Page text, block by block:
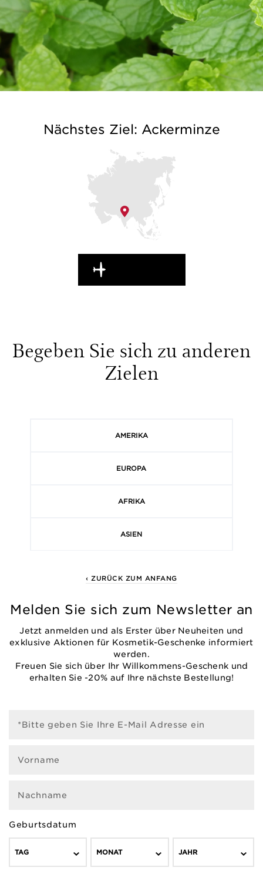
Nächstes Ziel: Ackerminze
Begeben Sie sich zu anderen
Zielen
AMERIKA
EUROPA
AFRIKA
ASIEN
‹ ZURÜCK ZUM ANFANG
Melden Sie sich zum Newsletter an
Jetzt anmelden und als Erster über Neuheiten und
exklusive Aktionen für Kosmetik-Geschenke informiert
werden.
Freuen Sie sich über Ihr Willkommens-Geschenk und
erhalten Sie -20% auf Ihre nächste Bestellung!
*Bitte geben Sie Ihre E-Mail Adresse ein
Vorname
Nachname
Geburtsdatum
TAG MONAT JAHR